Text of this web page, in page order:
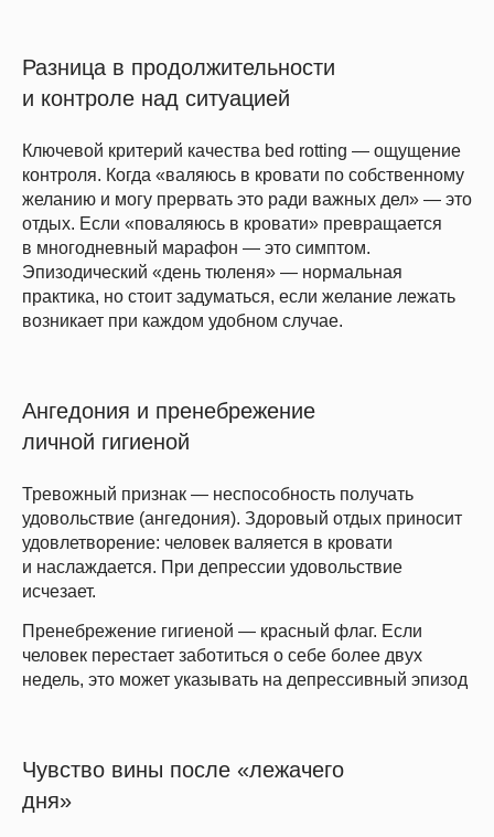
Разница в продолжительности
и контроле над ситуацией
Ключевой критерий качества bed rotting — ощущение
контроля. Когда «валяюсь в кровати по собственному
желанию и могу прервать это ради важных дел» — это
отдых. Если «поваляюсь в кровати» превращается
в многодневный марафон — это симптом.
Эпизодический «день тюленя» — нормальная
практика, но стоит задуматься, если желание лежать
возникает при каждом удобном случае.
Ангедония и пренебрежение
личной гигиеной
Тревожный признак — неспособность получать
удовольствие (ангедония). Здоровый отдых приносит
удовлетворение: человек валяется в кровати
и наслаждается. При депрессии удовольствие
исчезает.
Пренебрежение гигиеной — красный флаг. Если
человек перестает заботиться о себе более двух
недель, это может указывать на депрессивный эпизод
Чувство вины после «лежачего
дня»